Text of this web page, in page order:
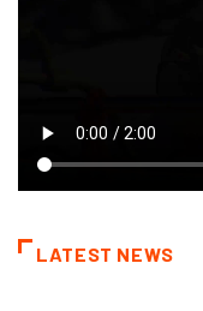
LATEST NEWS